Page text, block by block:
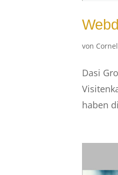
von
Dasi
haben